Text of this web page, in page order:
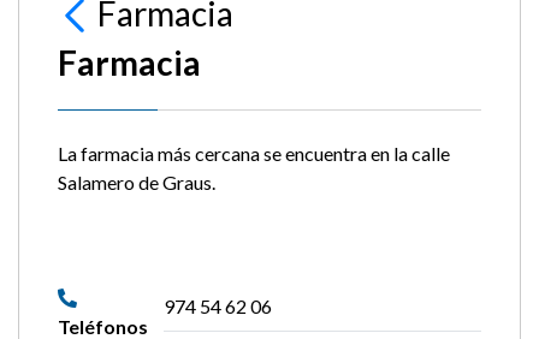
Farmacia
Farmacia
La farmacia más cercana se encuentra en la calle
Salamero de Graus.
Teléfonos
974 54 62 06